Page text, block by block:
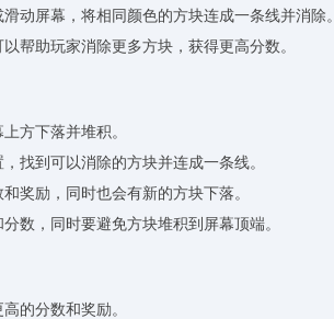
动屏幕，将相同颜色的方块连成一条线并消除。
帮助玩家消除更多方块，获得更高分数。
方下落并堆积。
找到可以消除的方块并连成一条线。
奖励，同时也会有新的方块下落。
数，同时要避免方块堆积到屏幕顶端。
的分数和奖励。